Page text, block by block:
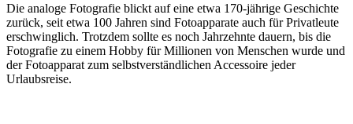
Die analoge Fotografie blickt auf eine etwa 170-jährige Geschichte
zurück, seit etwa 100 Jahren sind Fotoapparate auch für Privatleute
erschwinglich. Trotzdem sollte es noch Jahrzehnte dauern, bis die
Fotografie zu einem Hobby für Millionen von Menschen wurde und
der Fotoapparat zum selbstverständlichen Accessoire jeder
Urlaubsreise.